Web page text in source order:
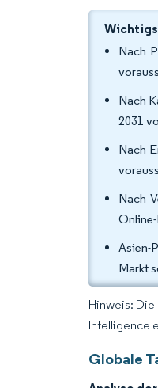
Nach
Nach
2031
Nach
Nach
Asien-
Markt
Hinweis:
Intelligence
Globale